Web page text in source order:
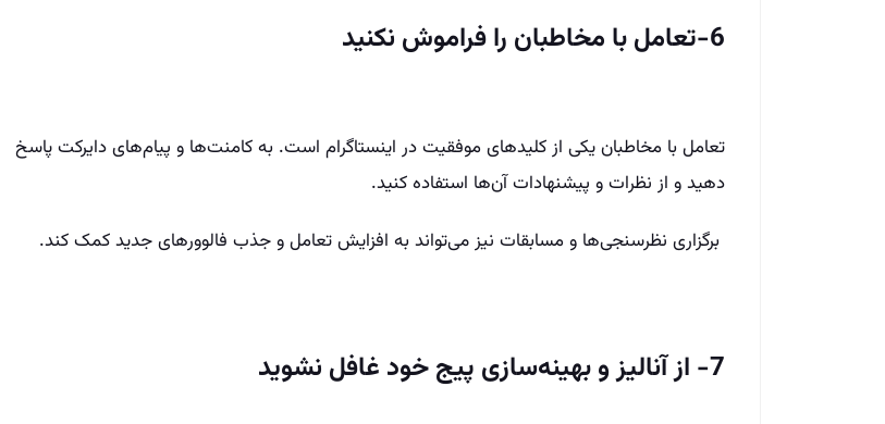
6-تعامل با مخاطبان را فراموش نکنید
تعامل با مخاطبان یکی از کلیدهای موفقیت در اینستاگرام است. به کامنت‌ها و پیام‌های دایرکت پاسخ
دهید و از نظرات و پیشنهادات آن‌ها استفاده کنید.
برگزاری نظرسنجی‌ها و مسابقات نیز می‌تواند به افزایش تعامل و جذب فالوورهای جدید کمک کند.
7- از آنالیز و بهینه‌سازی پیج خود غافل نشوید